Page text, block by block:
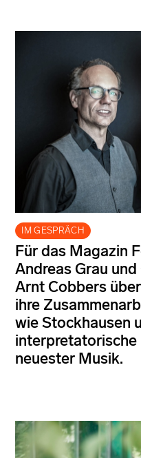
IM GESPRÄCH
Für das Magazin
Andreas Grau
Arnt Cobbers
ihre
wie Stockhausen
interpretatorische
neuester Musik.